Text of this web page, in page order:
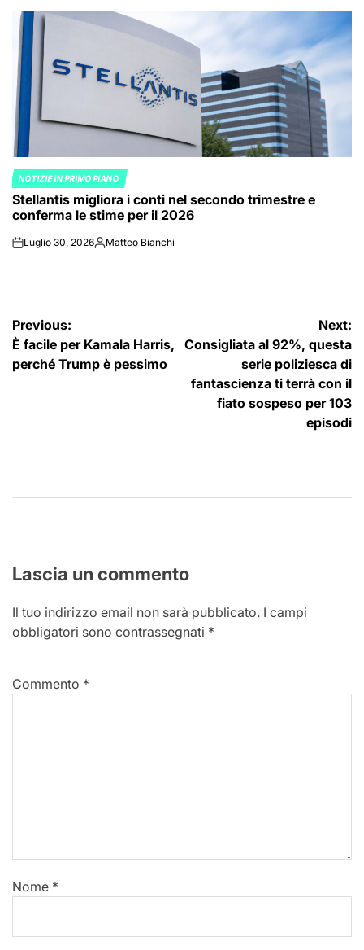
POSTED
IN
NOTIZIE IN PRIMO PIANO
Stellantis migliora i conti nel secondo trimestre e
conferma le stime per il 2026
onLuglio 30, 2026Posted
Matteo Bianchi
Navigazione
articoli
Previous:
È facile per Kamala Harris,
perché Trump è pessimo
Next:
Consigliata al 92%, questa
serie poliziesca di
fantascienza ti terrà con il
fiato sospeso per 103
episodi
Lascia un commento
Il tuo indirizzo email non sarà pubblicato. I campi
obbligatori sono contrassegnati *
Commento *
Nome *